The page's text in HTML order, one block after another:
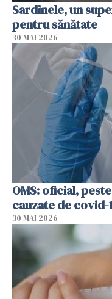
Sardinele, un
pentru sănătate
30 MAI 2026
OMS: oficial,
cauzate de covid-
30 MAI 2026